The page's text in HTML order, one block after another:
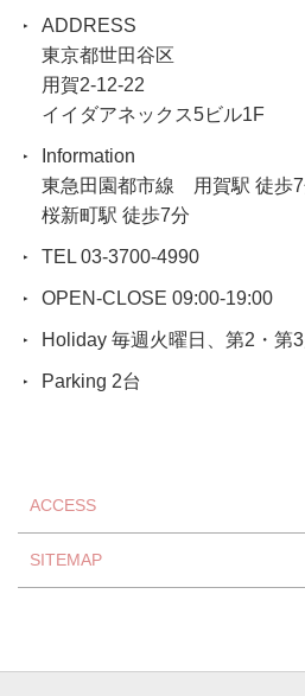
ADDRESS
東京都世田谷区
用賀2-12-22
イイダアネックス5ビル1F
Information
東急田園都市線 用賀駅 徒歩
桜新町駅 徒歩7分
TEL 03-3700-4990
OPEN-CLOSE 09:00-19:00
Holiday 毎週火曜日、第2・第
Parking 2台
ACCESS
SITEMAP